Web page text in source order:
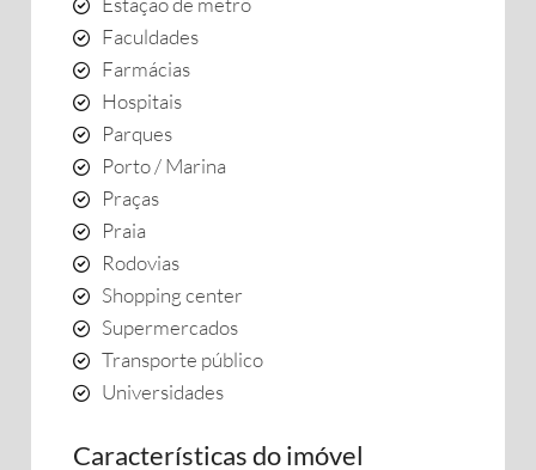
Faculdades
Farmácias
Hospitais
Parques
Porto / Marina
Praças
Praia
Rodovias
Shopping center
Supermercados
Transporte público
Universidades
Características do imóvel